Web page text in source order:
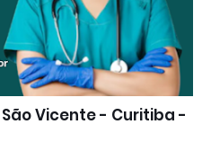
Vicente - Curitiba -